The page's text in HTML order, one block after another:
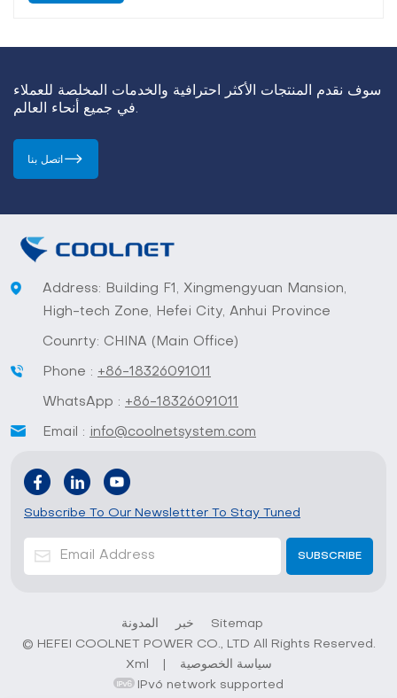
سوف نقدم المنتجات الأكثر احترافية والخدمات المخلصة للعملاء
في جميع أنحاء العالم.
اتصل بنا
Address: Building F1, Xingmengyuan Mansion,
High-tech Zone, Hefei City, Anhui Province
Counrty: CHINA (Main Office)
Phone : +86-18326091011
WhatsApp : +86-18326091011
Email : info@coolnetsystem.com
Subscribe To Our Newslettter To Stay Tuned
المدونة خبر
Sitemap
© HEFEI COOLNET POWER CO., LTD All Rights Reserved.
Xml
سياسة الخصوصية
IPv6 network supported